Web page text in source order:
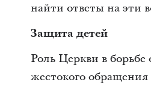
найти ответы на эти
Защита детей
Роль Церкви в борьбе
жестокого обращения